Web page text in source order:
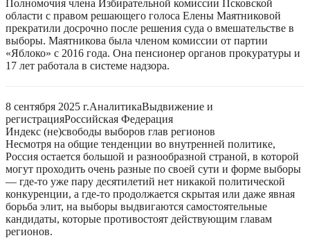
Полномочия члена Избирательной комиссии Псковской
области с правом решающего голоса Елены Маятниковой
прекратили досрочно после решения суда о вмешательстве в
выборы. Маятникова была членом комиссии от партии
«Яблоко» с 2016 года. Она пенсионер органов прокуратуры и
17 лет работала в системе надзора.
8 сентября 2025 г.АналитикаВыдвижение и
регистрацияРоссийская Федерация
Индекс (не)свободы выборов глав регионов
Несмотря на общие тенденции во внутренней политике,
Россия остается большой и разнообразной страной, в которой
могут проходить очень разные по своей сути и форме выборы
— где-то уже пару десятилетий нет никакой политической
конкуренции, а где-то продолжается скрытая или даже явная
борьба элит, на выборы выдвигаются самостоятельные
кандидаты, которые противостоят действующим главам
регионов.